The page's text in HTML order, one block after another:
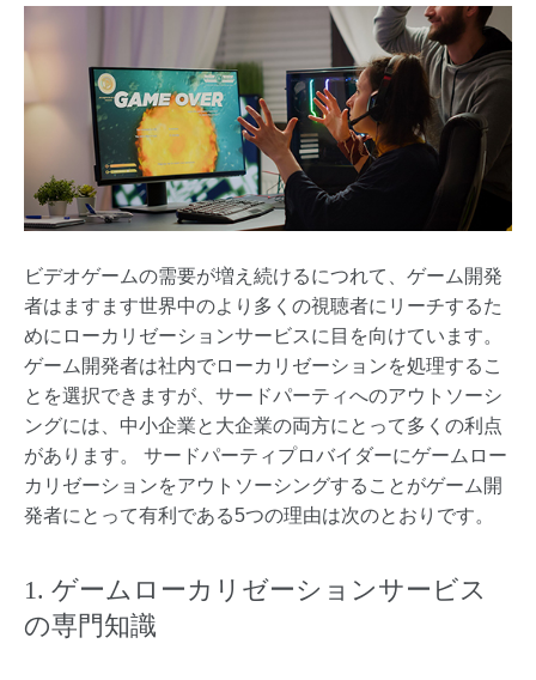
ビデオゲームの需要が増え続けるにつれて、ゲーム開発
者はますます世界中のより多くの視聴者にリーチするた
めにローカリゼーションサービスに目を向けています。
ゲーム開発者は社内でローカリゼーションを処理するこ
とを選択できますが、サードパーティへのアウトソーシ
ングには、中小企業と大企業の両方にとって多くの利点
があります。 サードパーティプロバイダーにゲームロー
カリゼーションをアウトソーシングすることがゲーム開
発者にとって有利である5つの理由は次のとおりです。
1. ゲームローカリゼーションサービス
の専門知識